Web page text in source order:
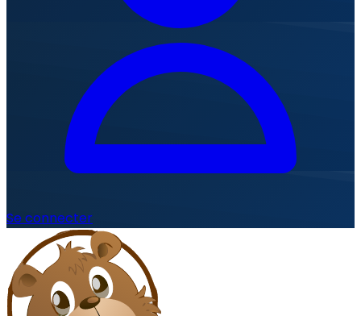
Se connecter